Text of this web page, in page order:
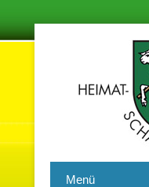
Menü